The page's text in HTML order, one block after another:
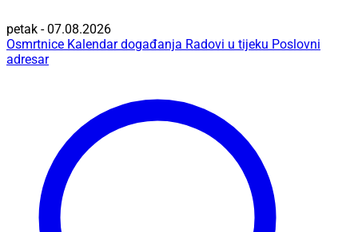
petak - 07.08.2026
Osmrtnice Kalendar događanja Radovi u tijeku Poslovni
adresar